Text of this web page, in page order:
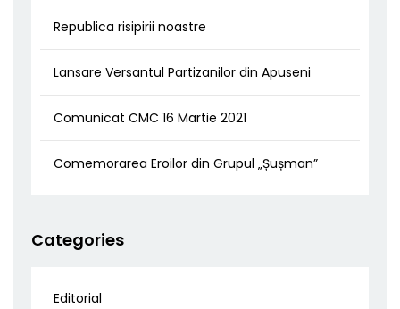
Republica risipirii noastre
Lansare Versantul Partizanilor din Apuseni
Comunicat CMC 16 Martie 2021
Comemorarea Eroilor din Grupul „Șușman”
Categories
Editorial